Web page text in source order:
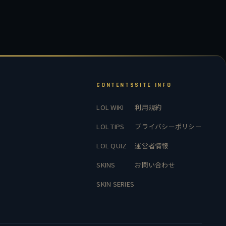
CONTENTS
LOL WIKI
LOL TIPS
LOL QUIZ
SKINS
SKIN SERIES
SITE INFO
利用規約
プライバシーポリシー
運営者情報
お問い合わせ